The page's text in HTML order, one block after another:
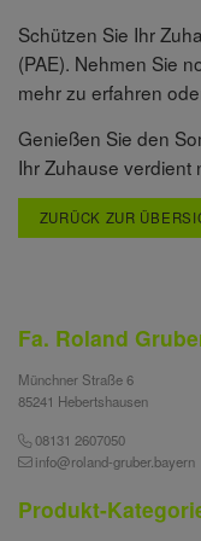
ZURÜCK ZUR
Schützen Sie Ihr
(PAE). Nehmen Sie
mehr zu erfahren
Genießen Sie den
Ihr Zuhause verdient
Fa. Roland
Münchner Straße 6
85241 Hebertshausen
08131 2607050
info@roland-gruber.bayern
Produkt-